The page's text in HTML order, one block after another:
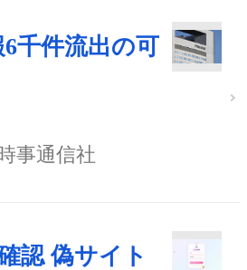
千件流出の可
事通信社
認 偽サイト